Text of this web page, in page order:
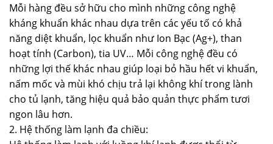
Mỗi hàng đều sở hữu cho mình những công nghệ
kháng khuẩn khác nhau dựa trên các yếu tố có khả
năng diệt khuẩn, lọc khuẩn như Ion Bạc (Ag+), than
hoạt tính (Carbon), tia UV… Mỗi công nghệ đều có
những lợi thế khác nhau giúp loại bỏ hầu hết vi khuẩn,
nấm mốc và mùi khó chịu trả lại không khí trong lành
cho tủ lạnh, tăng hiệu quả bảo quản thực phẩm tươi
ngon lâu hơn.
2. Hệ thống làm lạnh đa chiều: